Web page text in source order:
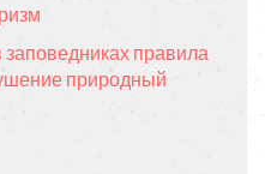
заповедниках правила
природный